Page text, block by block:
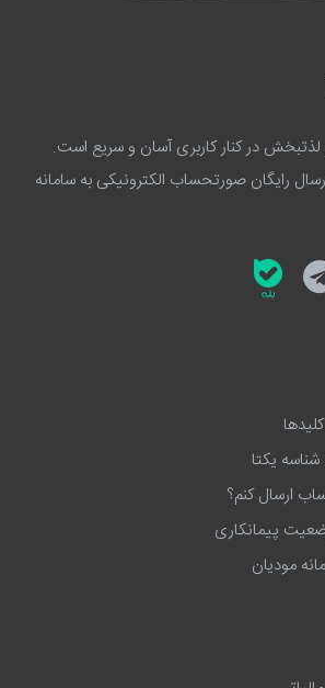
در کنار کاربری آسان و سریع است.
ارسال رایگان صورتحساب الکترونیکی به سامانه
یکتا
ارسال کنم؟
پیمانکاری
مودیان